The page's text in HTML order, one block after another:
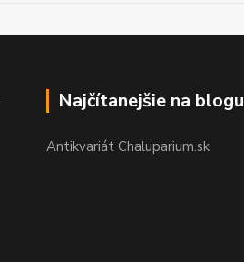
Najčítanejšie na blogu
Antikvariát Chaluparium.sk